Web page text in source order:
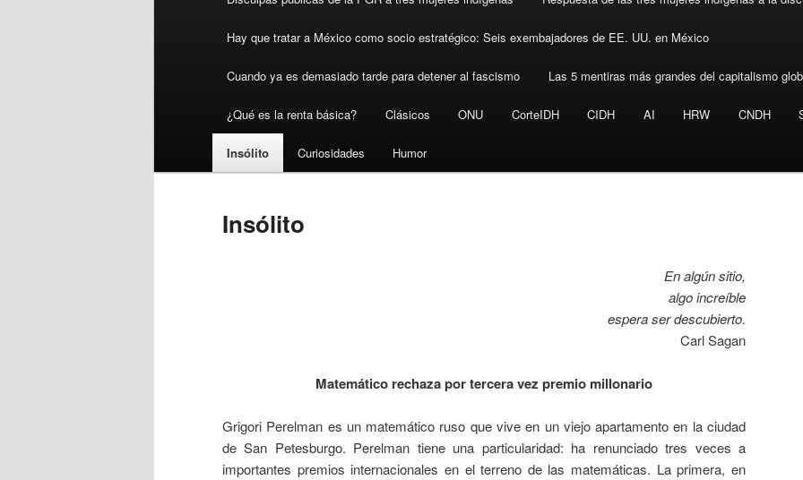
Hay que tratar a México como socio estratégico: Seis exembajadores de EE. UU. en México
Cuando ya es demasiado tarde para detener al fascismo Las 5 mentiras más grandes del capitalismo
¿Qué es la renta básica? Clásicos ONU CorteIDH CIDH AI HRW CNDH
Insólito Curiosidades Humor
Insólito
En algún sitio,
algo increíble
espera ser descubierto.
Carl Sagan
Matemático rechaza por tercera vez premio millonario
Grigori Perelman es un matemático ruso que vive en un viejo apartamento en la ciudad
de San Petesburgo. Perelman tiene una particularidad: ha renunciado tres veces a
importantes premios internacionales en el terreno de las matemáticas. La primera, en